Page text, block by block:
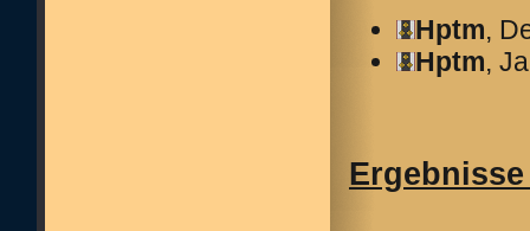
Hptm,
Hptm,